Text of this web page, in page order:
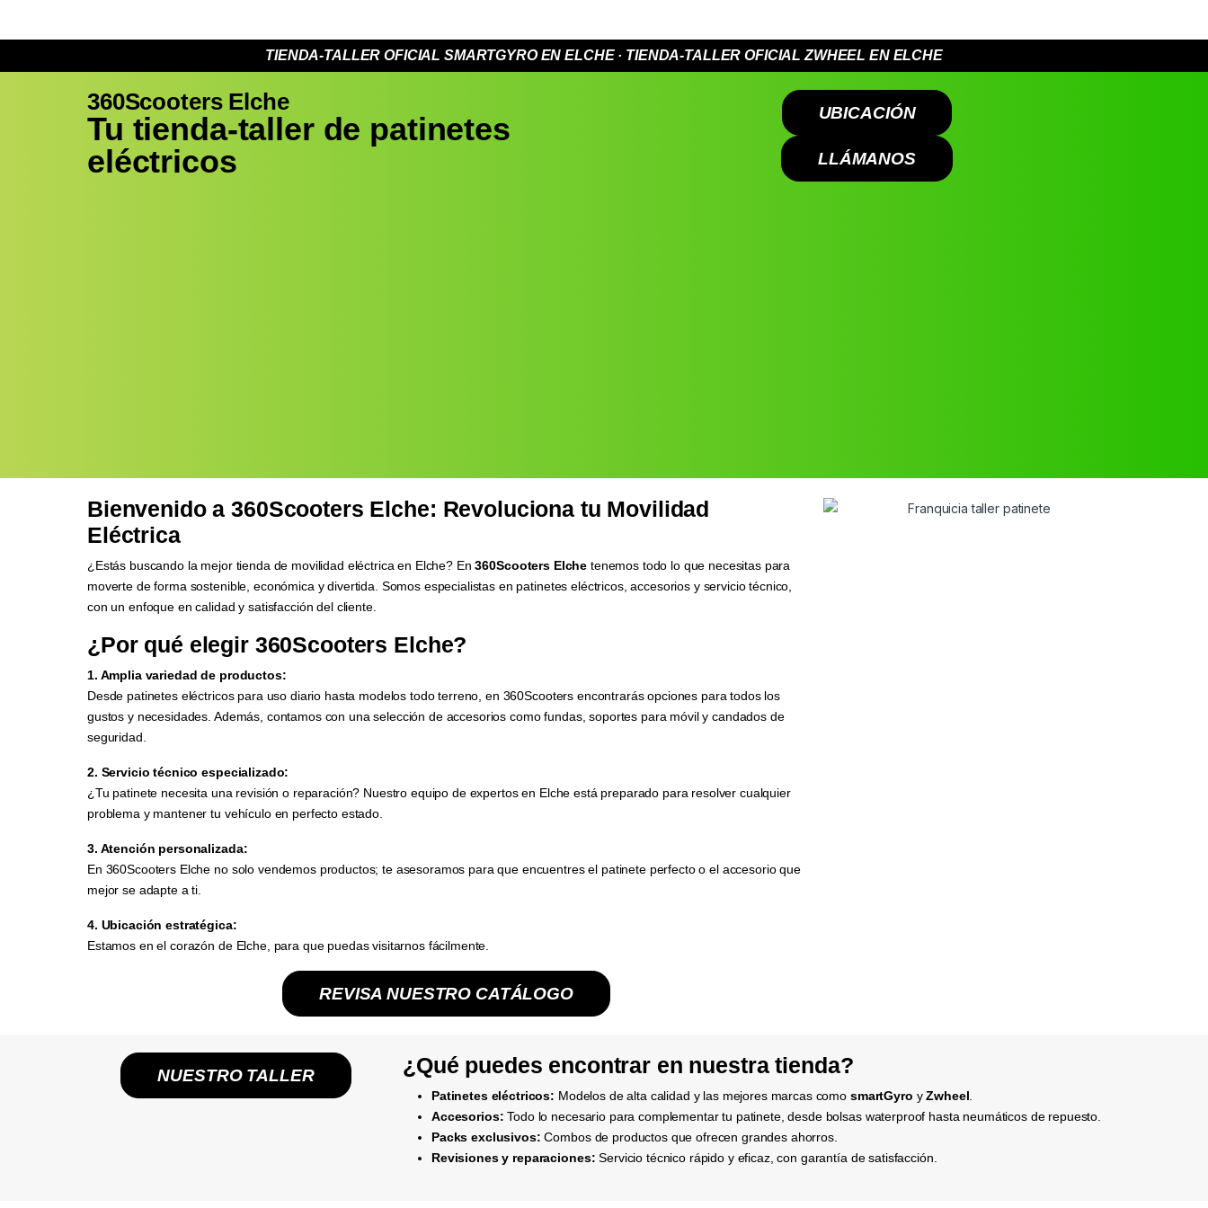
TIENDA-TALLER OFICIAL SMARTGYRO EN ELCHE · TIENDA-TALLER OFICIAL ZWHEEL EN ELCHE
360Scooters Elche
Tu tienda-taller de patinetes
eléctricos
UBICACIÓN
LLÁMANOS
Bienvenido a 360Scooters Elche: Revoluciona tu Movilidad
Eléctrica
¿Estás buscando la mejor tienda de movilidad eléctrica en Elche? En360Scooters Elche tenemos todo lo que necesitas para
moverte de forma sostenible, económica y divertida. Somos especialistas en patinetes eléctricos, accesorios y servicio técnico,
con un enfoque en calidad y satisfacción del cliente.
¿Por qué elegir 360Scooters Elche?
1. Amplia variedad de productos:
Desde patinetes eléctricos para uso diario hasta modelos todo terreno, en 360Scooters encontrarás opciones para todos los
gustos y necesidades. Además, contamos con una selección de accesorios como fundas, soportes para móvil y candados de
seguridad.
2. Servicio técnico especializado:
¿Tu patinete necesita una revisión o reparación? Nuestro equipo de expertos en Elche está preparado para resolver cualquier
problema y mantener tu vehículo en perfecto estado.
3. Atención personalizada:
En 360Scooters Elche no solo vendemos productos; te asesoramos para que encuentres el patinete perfecto o el accesorio que
mejor se adapte a ti.
4. Ubicación estratégica:
Estamos en el corazón de Elche, para que puedas visitarnos fácilmente.
REVISA NUESTRO CATÁLOGO
NUESTRO TALLER ¿Qué puedes encontrar en nuestra tienda?
Patinetes eléctricos: Modelos de alta calidad y las mejores marcas como smartGyro yZwheel
Accesorios: Todo lo necesario para complementar tu patinete, desde bolsas waterproof hasta neumáticos de repuesto.
Packs exclusivos: Combos de productos que ofrecen grandes ahorros.
Revisiones y reparaciones: Servicio técnico rápido y eficaz, con garantía de satisfacción.